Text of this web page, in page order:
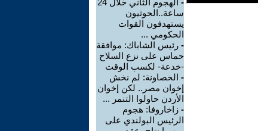
-
الهجوم الثاني خلال 24
ساعة..الحوثيون
يستهدفون القوات
الحكومي ...
- رئيس الشاباك: موافقة
حماس على نزع السلاح
-خدعة- لكسب الوقت
- الخصاونة: لم نخش
إخوان مصر.. لكن إخوان
الأردن حاولوا التنمر ...
- زاخاروفا: هجوم
الرئيس البولندي على